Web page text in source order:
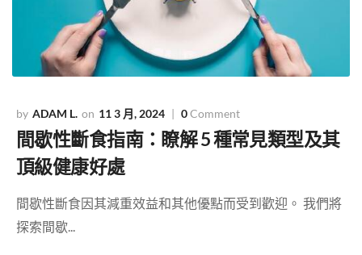
ADAM L. 11 3 月, 2024 0Comment
間歇性斷食指南：瞭解 5 種常見類型及其
頂級健康好處
間歇性斷食因其減重效益和其他優點而受到歡迎。 我們將
探索間歇...